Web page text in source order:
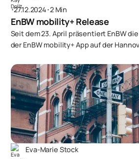
･27.12.2024･2 Min
EnBW mobility+ Release
Seit dem 23. April präsentiert EnBW
der EnBW mobility+ App auf der
Eva-Marie Stock